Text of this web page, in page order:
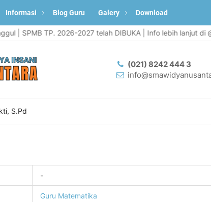
Informasi Blog Guru Galery Download
SPMB TP. 2026-2027 telah DIBUKA | Info lebih lanjut di
(021) 8242 444 3
S.Pd
-
Guru Matematika